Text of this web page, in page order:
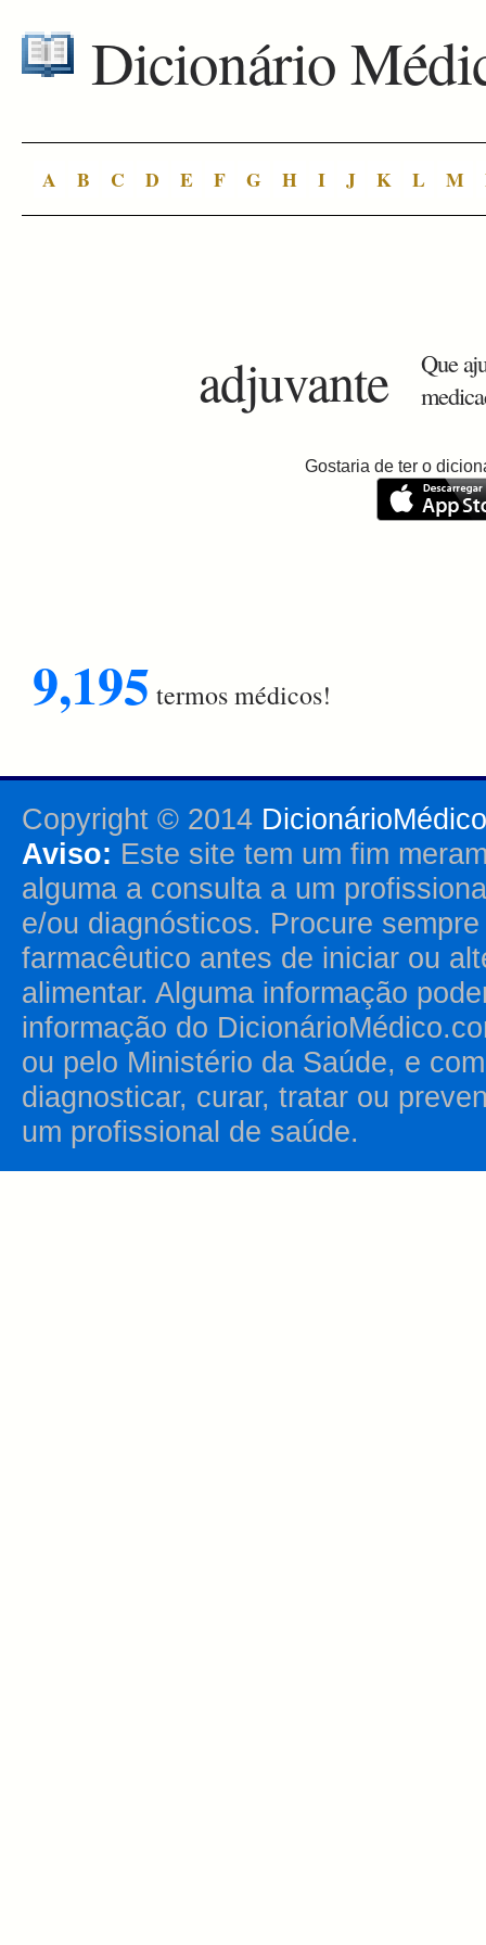
Dicionário
A B C D E F G H I J K L M
adjuvante
Que
Gostaria de ter o
9,195 termos médicos!
Copyright © 2014
Aviso: Este site tem um fim
alguma a consulta a um
e/ou diagnósticos. Procure
farmacêutico antes de iniciar ou
alimentar. Alguma informação
informação do
ou pelo Ministério da Saúde, e
diagnosticar, curar, tratar ou
um profissional de saúde.